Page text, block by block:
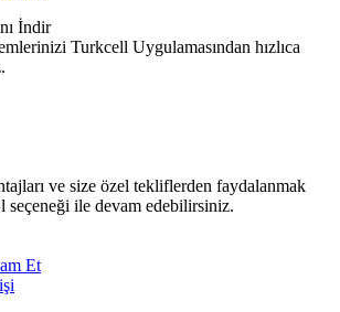
İndir
Turkcell Uygulamasından hızlıca
ve size özel tekliflerden faydalanmak
ile devam edebilirsiniz.
Et